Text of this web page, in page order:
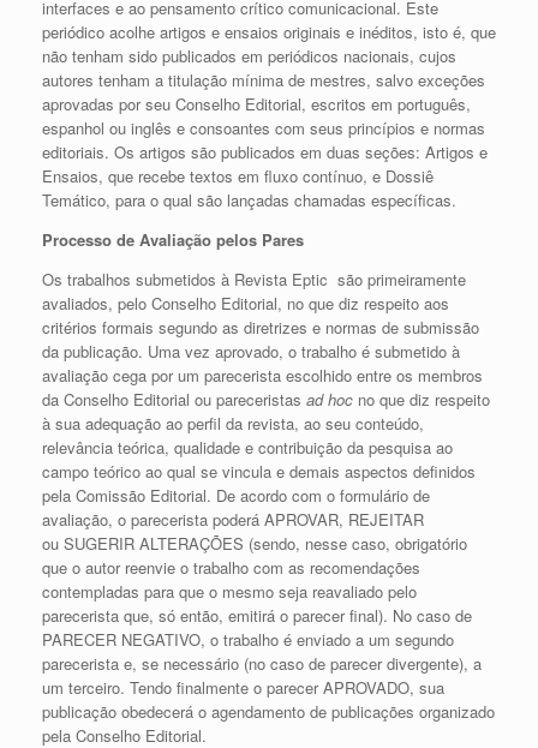
interfaces e ao pensamento crítico comunicacional. Este
periódico acolhe artigos e ensaios originais e inéditos, isto é, que
não tenham sido publicados em periódicos nacionais, cujos
autores tenham a titulação mínima de mestres, salvo exceções
aprovadas por seu Conselho Editorial, escritos em português,
espanhol ou inglês e consoantes com seus princípios e normas
editoriais. Os artigos são publicados em duas seções: Artigos e
Ensaios, que recebe textos em fluxo contínuo, e Dossiê
Temático, para o qual são lançadas chamadas específicas.
Processo de Avaliação pelos Pares
Os trabalhos submetidos à Revista Eptic são primeiramente
avaliados, pelo Conselho Editorial, no que diz respeito aos
critérios formais segundo as diretrizes e normas de submissão
da publicação. Uma vez aprovado, o trabalho é submetido à
avaliação cega por um parecerista escolhido entre os membros
da Conselho Editorial ou pareceristas ad hoc no que diz respeito
à sua adequação ao perfil da revista, ao seu conteúdo,
relevância teórica, qualidade e contribuição da pesquisa ao
campo teórico ao qual se vincula e demais aspectos definidos
pela Comissão Editorial. De acordo com o formulário de
avaliação, o parecerista poderá APROVAR, REJEITAR
ou SUGERIR ALTERAÇÕES (sendo, nesse caso, obrigatório
que o autor reenvie o trabalho com as recomendações
contempladas para que o mesmo seja reavaliado pelo
parecerista que, só então, emitirá o parecer final). No caso de
PARECER NEGATIVO, o trabalho é enviado a um segundo
parecerista e, se necessário (no caso de parecer divergente), a
um terceiro. Tendo finalmente o parecer APROVADO, sua
publicação obedecerá o agendamento de publicações organizado
pela Conselho Editorial.